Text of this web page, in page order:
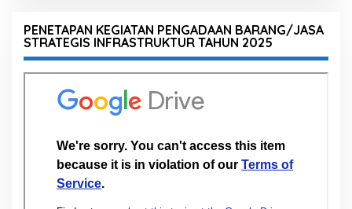
PENETAPAN KEGIATAN PENGADAAN BARANG/JASA
STRATEGIS INFRASTRUKTUR TAHUN 2025